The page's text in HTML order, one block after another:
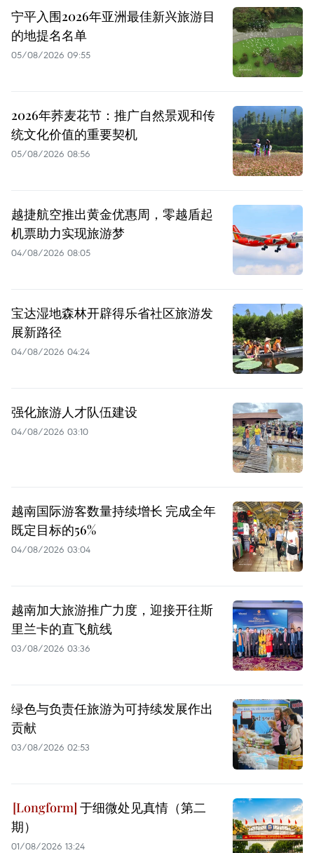
宁平入围2026年亚洲最佳新兴旅游目
的地提名名单
05/08/2026 09:55
2026年荞麦花节：推广自然景观和传
统文化价值的重要契机
05/08/2026 08:56
越捷航空推出黄金优惠周，零越盾起
机票助力实现旅游梦
04/08/2026 08:05
宝达湿地森林开辟得乐省社区旅游发
展新路径
04/08/2026 04:24
强化旅游人才队伍建设
04/08/2026 03:10
越南国际游客数量持续增长 完成全年
既定目标的56%
04/08/2026 03:04
越南加大旅游推广力度，迎接开往斯
里兰卡的直飞航线
03/08/2026 03:36
绿色与负责任旅游为可持续发展作出
贡献
03/08/2026 02:53
于细微处见真情（第二
期）
01/08/2026 13:24